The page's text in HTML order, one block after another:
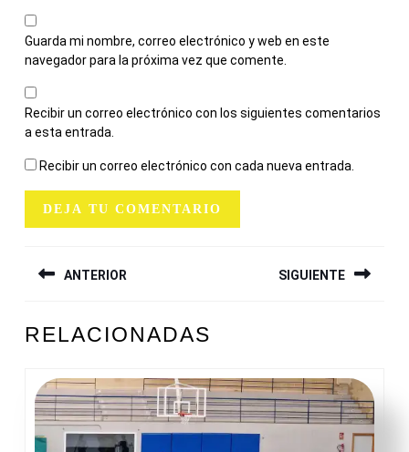
Guarda mi nombre, correo electrónico y web en este
navegador para la próxima vez que comente.
Recibir un correo electrónico con los siguientes comentarios
a esta entrada.
Recibir un correo electrónico con cada nueva entrada.
DE
ANTERIOR
anterior:
SIGUIENTE
entrada:
RELACIONADAS